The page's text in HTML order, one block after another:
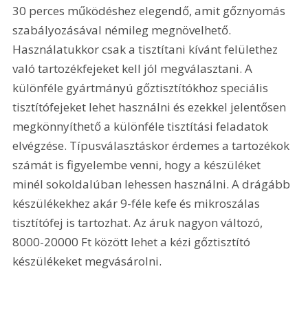
30 perces működéshez elegendő, amit gőznyomás
szabályozásával némileg megnövelhető.
Használatukkor csak a tisztítani kívánt felülethez
való tartozékfejeket kell jól megválasztani. A
különféle gyártmányú gőztisztítókhoz speciális
tisztítófejeket lehet használni és ezekkel jelentősen
megkönnyíthető a különféle tisztítási feladatok
elvégzése. Típusválasztáskor érdemes a tartozékok
számát is figyelembe venni, hogy a készüléket
minél sokoldalúban lehessen használni. A drágább
készülékekhez akár 9-féle kefe és mikroszálas
tisztítófej is tartozhat. Az áruk nagyon változó,
8000-20000 Ft között lehet a kézi gőztisztító
készülékeket megvásárolni.